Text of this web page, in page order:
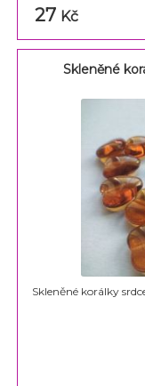
27 Kč
Skleněné
Skleněné korálky